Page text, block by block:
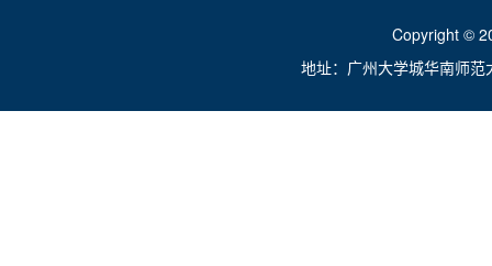
Copyright ©
地址：广州大学城华南